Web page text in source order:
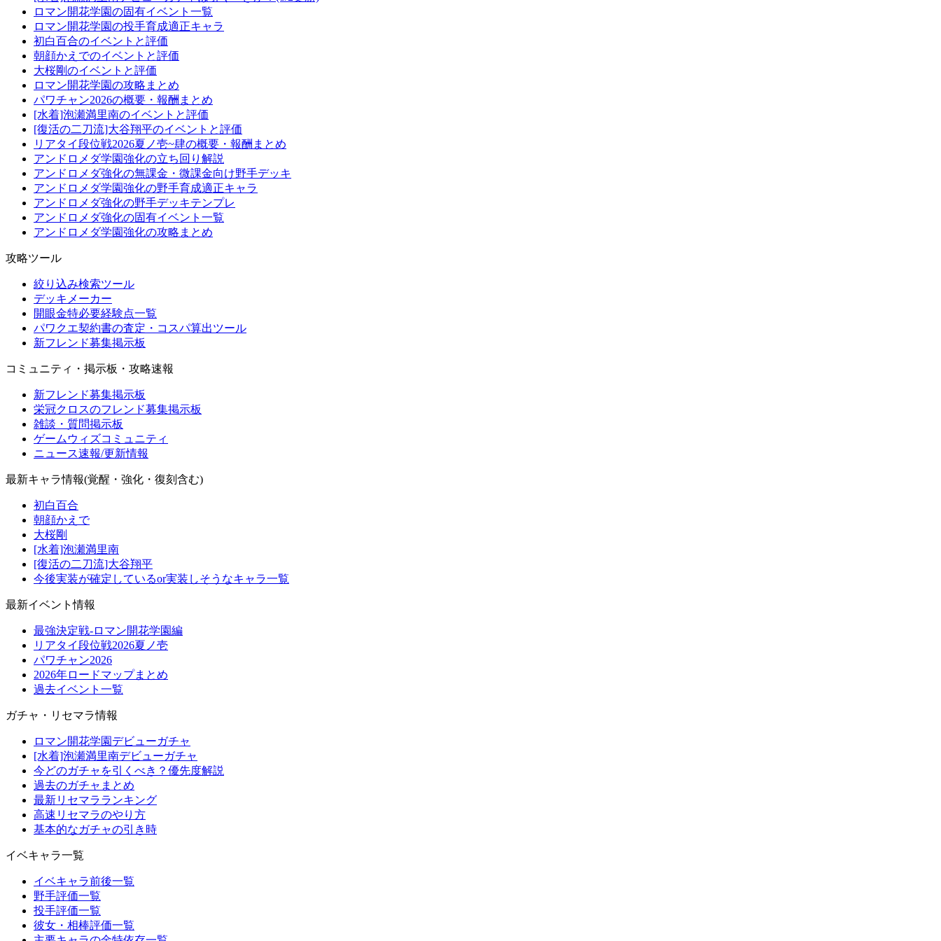
ロマン開花学園の固有イベント一覧
ロマン開花学園の投手育成適正キャラ
初白百合のイベントと評価
朝顔かえでのイベントと評価
大桜剛のイベントと評価
ロマン開花学園の攻略まとめ
パワチャン2026の概要・報酬まとめ
[水着]泡瀬満里南のイベントと評価
[復活の二刀流]大谷翔平のイベントと評価
リアタイ段位戦2026夏ノ壱~肆の概要・報酬まとめ
アンドロメダ学園強化の立ち回り解説
アンドロメダ強化の無課金・微課金向け野手デッキ
アンドロメダ学園強化の野手育成適正キャラ
アンドロメダ強化の野手デッキテンプレ
アンドロメダ強化の固有イベント一覧
アンドロメダ学園強化の攻略まとめ
攻略ツール
絞り込み検索ツール
デッキメーカー
開眼金特必要経験点一覧
パワクエ契約書の査定・コスパ算出ツール
新フレンド募集掲示板
コミュニティ・掲示板・攻略速報
新フレンド募集掲示板
栄冠クロスのフレンド募集掲示板
雑談・質問掲示板
ゲームウィズコミュニティ
ニュース速報/更新情報
最新キャラ情報(覚醒・強化・復刻含む)
初白百合
朝顔かえで
大桜剛
[水着]泡瀬満里南
[復活の二刀流]大谷翔平
今後実装が確定しているor実装しそうなキャラ一覧
最新イベント情報
最強決定戦-ロマン開花学園編
リアタイ段位戦2026夏ノ壱
パワチャン2026
2026年ロードマップまとめ
過去イベント一覧
ガチャ・リセマラ情報
ロマン開花学園デビューガチャ
[水着]泡瀬満里南デビューガチャ
今どのガチャを引くべき？優先度解説
過去のガチャまとめ
最新リセマラランキング
高速リセマラのやり方
基本的なガチャの引き時
イベキャラ一覧
イベキャラ前後一覧
野手評価一覧
投手評価一覧
彼女・相棒評価一覧